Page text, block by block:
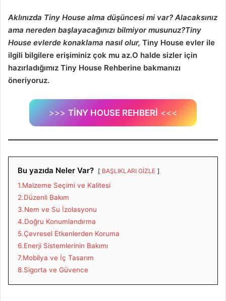
Aklınızda Tiny House alma düşüncesi mi var? Alacaksınız
ama nereden başlayacağınızı bilmiyor musunuz?Tiny
House evlerde konaklama nasıl olur, Tiny House evler ile
ilgili bilgilere erişiminiz çok mu az.O halde sizler için
hazırladığımız Tiny House Rehberine bakmanızı
öneriyoruz.
>>> TİNY HOUSE REHBERİ <<<
Bu yazıda Neler Var? BAŞLIKLARI GİZLE
1.Malzeme Seçimi ve Kalitesi
2.Düzenli Bakım
3.Nem ve Su İzolasyonu
4.Doğru Konumlandırma
5.Çevresel Etkenlerden Koruma
6.Enerji Sistemlerinin Bakımı
7.Mobilya ve İç Tasarım
8.Sigorta ve Güvence